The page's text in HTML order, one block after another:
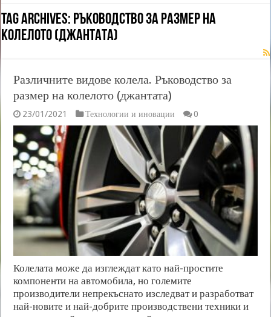
Tag Archives: Ръководство за размер на
колелото (джантата)
Различните видове колела. Ръководство за
размер на колелото (джантата)
23/01/2021 Технологии и иновации 0
Колелата може да изглеждат като най-простите
компоненти на автомобила, но големите
производители непрекъснато изследват и разработват
най-новите и най-добрите производствени техники и